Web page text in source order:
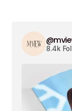
8.4k